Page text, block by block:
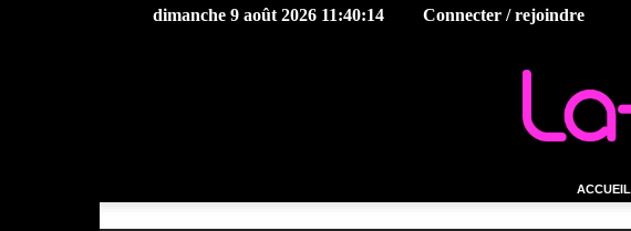
dimanche 9 août 2026 11:40:14 Connecter / rejoindre
ACCUEIL